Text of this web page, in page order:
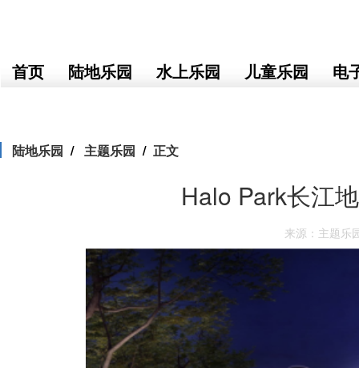
首页 陆地乐园 水上乐园 儿童乐园 电
陆地乐园 主题乐园 正文
Halo Park长江
来源：主题乐